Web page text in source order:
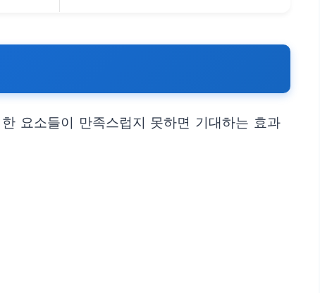
요소들이 만족스럽지 못하면 기대하는 효과